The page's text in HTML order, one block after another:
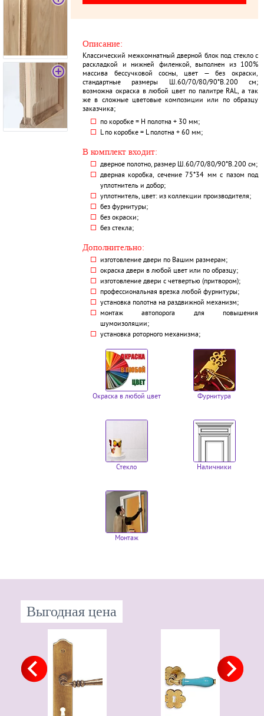
Описание:
Классический межкомнатный дверной блок под стекло с
раскладкой и нижней филенкой, выполнен из 100%
массива бессучковой сосны, цвет — без окраски,
стандартные размеры Ш.60/70/80/90*В.200 см;
возможна окраска в любой цвет по палитре RAL, а так
же в сложные цветовые композиции или по образцу
заказчика;
по коробке = Н полотна + 30 мм;
L по коробке = L полотна + 60 мм;
В комплект входит:
дверное полотно, размер Ш.60/70/80/90*В.200 см;
дверная коробка, сечение 75*34 мм с пазом под
уплотнитель и добор;
уплотнитель, цвет: из коллекции производителя;
без фурнитуры;
без окраски;
без стекла;
Дополнительно:
изготовление двери по Вашим размерам;
окраска двери в любой цвет или по образцу;
изготовление двери с четвертью (притвором);
профессиональная врезка любой фурнитуры;
установка полотна на раздвижной механизм;
монтаж автопорога для повышения
шумоизоляции;
установка роторного механизма;
Окраска в любой цвет Фурнитура
Стекло Наличники
Монтаж
Выгодная цена